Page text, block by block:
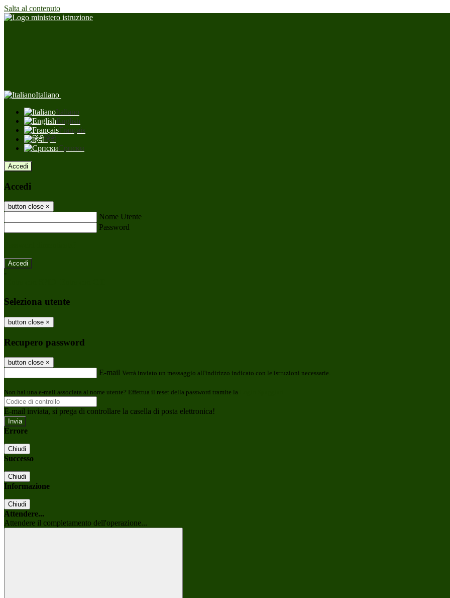
Salta al contenuto
Italiano
Italiano
English
Français
हिंदी
Српски
Accedi
Accedi
button close ×
Nome Utente
Password
-
Seleziona utente
button close ×
Recupero password
button close ×
E-mail Verrà inviato un messaggio all'indirizzo indicato con le istruzioni necessarie.
Non hai una e-mail associata al nome utente? Effettua il reset della password tramite la
E-mail inviata, si prega di controllare la casella di posta elettronica!
Errore
Chiudi
Successo
Chiudi
Informazione
Chiudi
Attendere...
Attendere il completamento dell'operazione...